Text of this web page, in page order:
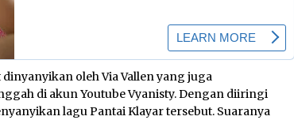
oleh Via Vallen yang juga
di akun Youtube Vyanisty. Dengan diiringi
lagu Pantai Klayar tersebut. Suaranya